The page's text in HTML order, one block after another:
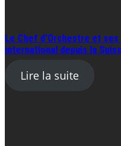
Le Chef d’Orchestre et
international depuis la
Lire la suite